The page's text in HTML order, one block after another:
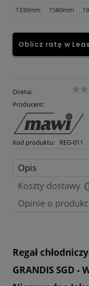
1330mm 1580mm
Oblicz ratę w
Ocena:
Producent:
Kod produktu: REG-011
Opis
Koszty dostawy
Cena nie zawiera
Opinie o
Regał
GRANDIS SGD -